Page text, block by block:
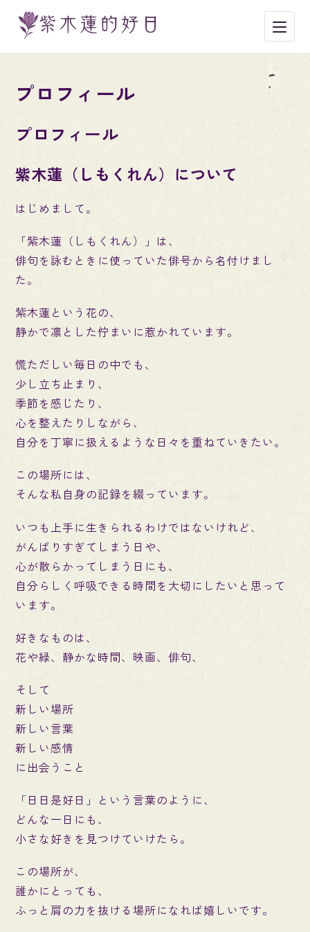
メニ
プロフィール
プロフィール
紫木蓮（しもくれん）について
はじめまして。
「紫木蓮（しもくれん）」は、
俳句を詠むときに使っていた俳号から名付けまし
た。
紫木蓮という花の、
静かで凛とした佇まいに惹かれています。
慌ただしい毎日の中でも、
少し立ち止まり、
季節を感じたり、
心を整えたりしながら、
自分を丁寧に扱えるような日々を重ねていきたい。
この場所には、
そんな私自身の記録を綴っています。
いつも上手に生きられるわけではないけれど、
がんばりすぎてしまう日や、
心が散らかってしまう日にも、
自分らしく呼吸できる時間を大切にしたいと思って
います。
好きなものは、
花や緑、静かな時間、映画、俳句、
そして
新しい場所
新しい言葉
新しい感情
に出会うこと
「日日是好日」という言葉のように、
どんな一日にも、
小さな好きを見つけていけたら。
この場所が、
誰かにとっても、
ふっと肩の力を抜ける場所になれば嬉しいです。